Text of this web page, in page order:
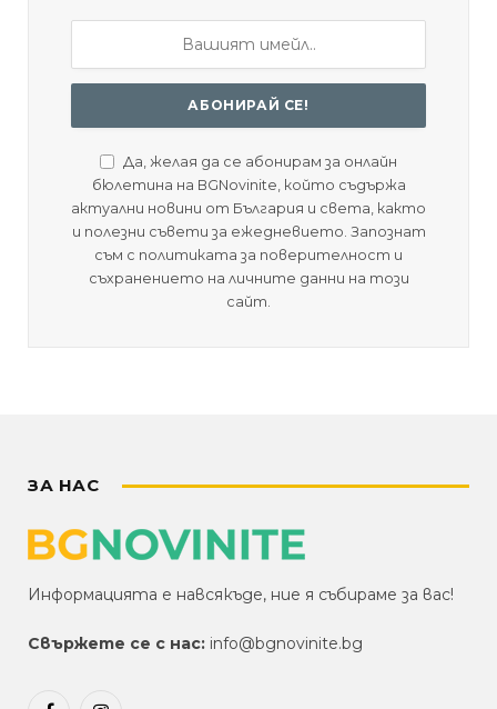
Да, желая да се абонирам за онлайн
бюлетина на BGNovinite, който съдържа
актуални новини от България и света, както
и полезни съвети за ежедневието. Запознат
съм с политиката за поверителност и
съхранението на личните данни на този
сайт.
ЗА НАС
Информацията е навсякъде, ние я събираме за вас!
Свържете се с нас: info@bgnovinite.bg